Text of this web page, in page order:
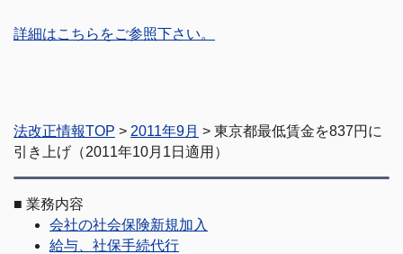
詳細はこちらをご参照下さい。
法改正情報TOP > 2011年9月 > 東京都最低賃金を837円に
引き上げ（2011年10月1日適用）
■ 業務内容
会社の社会保険新規加入
給与、社保手続代行